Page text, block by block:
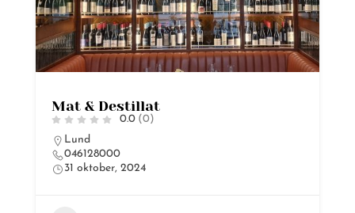
Mat & Destillat
0.0 (0)
Lund
046128000
31 oktober, 2024